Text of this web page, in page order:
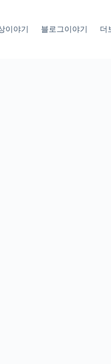
이야기 블로그이야기 더